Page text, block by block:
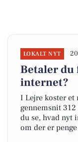
LOKALT NYT
Betaler
internet?
I Lejre koster
gennemsnit
du se, hvad nyt
om der er